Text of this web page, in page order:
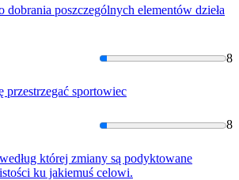
dobrania poszczególnych elementów dzieła
8
przestrzegać sportowiec
8
której zmiany są podyktowane
ku jakiemuś celowi.